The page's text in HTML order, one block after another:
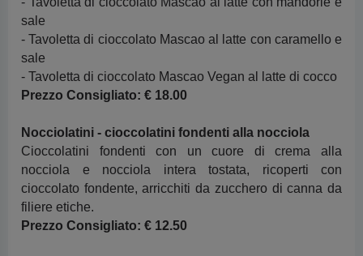
- Tavoletta di cioccolato Mascao al latte con mandorle e
sale
- Tavoletta di cioccolato Mascao al latte con caramello e
sale
- Tavoletta di cioccolato Mascao Vegan al latte di cocco
Prezzo Consigliato: € 18.00
Nocciolatini - cioccolatini fondenti alla nocciola
Cioccolatini fondenti con un cuore di crema alla
nocciola e nocciola intera tostata, ricoperti con
cioccolato fondente, arricchiti da zucchero di canna da
filiere etiche.
Prezzo Consigliato: € 12.50